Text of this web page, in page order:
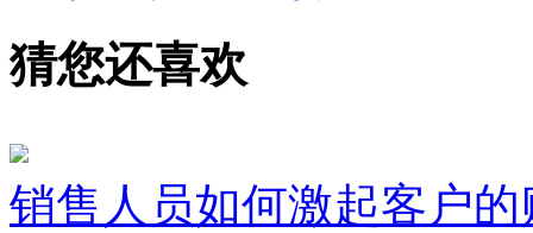
猜您还喜欢
销售人员如何激起客户的